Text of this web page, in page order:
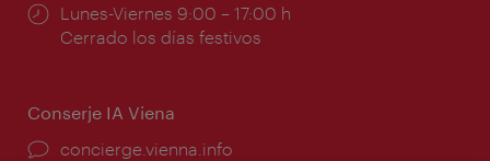
Horarios
de
Lunes-Viernes 9:00 – 17:00 h
Cerrado los días festivos
Conserje IA Viena
concierge.vienna.info